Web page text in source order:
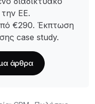
ΕΕ.
€290. Έκπτωση
case study.
άρθρα